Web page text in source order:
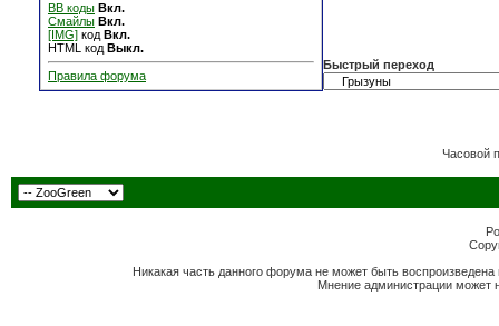
BB коды Вкл.
Смайлы Вкл.
[IMG] код Вкл.
HTML код Выкл.
Правила форума
Быстрый переход
Часовой
Никакая часть данного форума не может быть
Мнение администрации может